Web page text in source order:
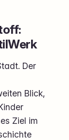
Der
Blick,
Ziel im